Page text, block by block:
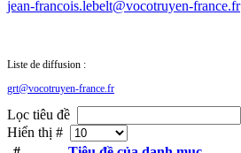
jean-francois.lebelt@vocotruyen-france.fr
Liste de diffusion :
grt@vocotruyen-france.fr
Lọc tiêu đề
Hiển thị #